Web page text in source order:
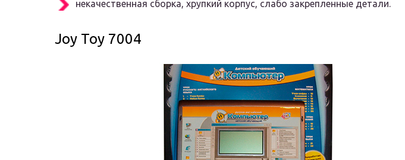
некачественная сборка, хрупкий корпус, слабо закрепленные детали.
Joy Toy 7004